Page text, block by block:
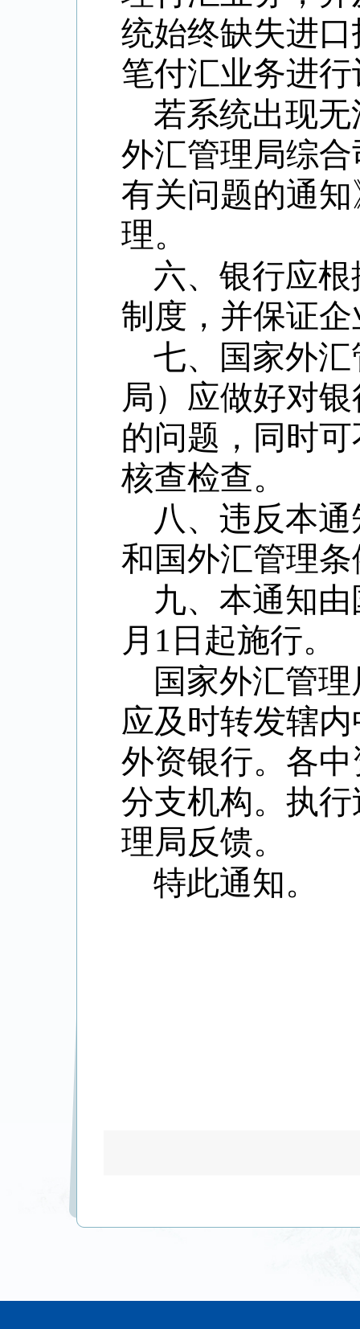
统始终缺失进
笔付汇业务进
若系统出现
外汇管理局综
有关问题的通
理。
六、银行应
制度，并保证
七、国家外
局）应做好对
的问题，同时
核查检查。
八、违反本
和国外汇管理
九、本通知
月 1 日起施行。
国家外汇管
应及时转发辖
外资银行。各
分支机构。执
理局反馈。
特此通知。